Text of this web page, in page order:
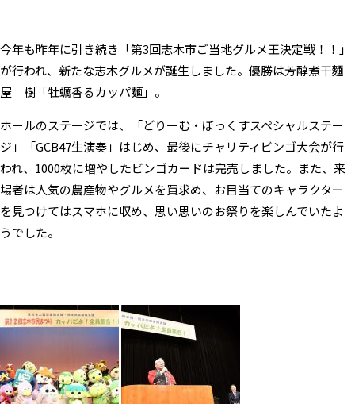
今年も昨年に引き続き「第3回志木市ご当地グルメ王決定戦！！」
が行われ、新たな志木グルメが誕生しました。優勝は芳醇煮干麵
屋 樹「牡蠣香るカッパ麺」。
ホールのステージでは、「どりーむ・ぼっくすスペシャルステー
ジ」「GCB47生演奏」はじめ、最後にチャリティビンゴ大会が行
われ、1000枚に増やしたビンゴカードは完売しました。また、来
場者は人気の農産物やグルメを買求め、お目当てのキャラクター
を見つけてはスマホに収め、思い思いのお祭りを楽しんでいたよ
うでした。